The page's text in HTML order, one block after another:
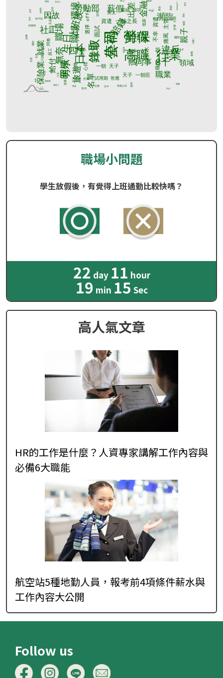
職場小問題
學生放假後，有覺得上班通勤比較快嗎？
22 day 11 hour
19 min 14 Sec
高人氣文章
HR的工作是什麼？人資專家講解工作內容與
必備6大職能
航空站5種地勤人員，報考前4項條件薪水與
工作內容大公開
Follow us